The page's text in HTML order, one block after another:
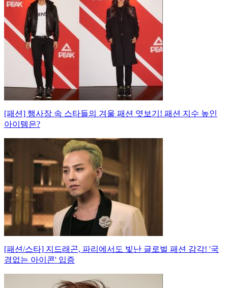
[패션] 행사장 속 스타들의 겨울 패션 엿보기! 패션 지수 높인
아이템은?
[패션/스타] 지드래곤, 파리에서도 빛난 글로벌 패션 감각! '국
경없는 아이콘' 입증